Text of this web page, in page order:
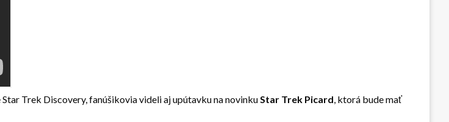
Trek Discovery, fanúšikovia videli aj upútavku na novinkuStar Trek Picard, ktorá bude mať